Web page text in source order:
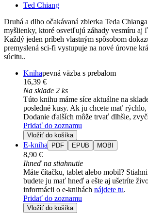
Ted Chiang
Druhá a dlho očakávaná zbierka Teda
myšlienky, ktoré osvetľujú záhady vesmíru aj
Každý jeden príbeh vlastným spôsobom
premyslená sci-fi vystupuje na nové úrovne
súcitu..
Knihapevná väzba s prebalom
16,39 €
Na sklade 2 ks
Túto knihu máme síce aktuálne na
posledné kusy. Ak ju chcete mať
Dodanie ďalších môže trvať dlhšie,
Pridať do zoznamu
Vložiť do košíka
E-kniha PDF EPUB MOBI
8,90 €
Ihneď na stiahnutie
Máte čítačku, tablet alebo mobil?
budete ju mať hneď a ešte aj ušetríte
informácii o e-knihách nájdete tu.
Pridať do zoznamu
Vložiť do košíka